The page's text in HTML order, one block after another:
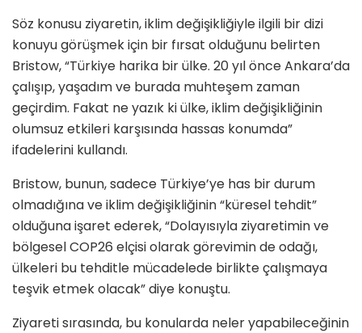
Söz konusu ziyaretin, iklim değişikliğiyle ilgili bir dizi
konuyu görüşmek için bir fırsat olduğunu belirten
Bristow, “Türkiye harika bir ülke. 20 yıl önce Ankara’da
çalışıp, yaşadım ve burada muhteşem zaman
geçirdim. Fakat ne yazık ki ülke, iklim değişikliğinin
olumsuz etkileri karşısında hassas konumda”
ifadelerini kullandı.
Bristow, bunun, sadece Türkiye’ye has bir durum
olmadığına ve iklim değişikliğinin “küresel tehdit”
olduğuna işaret ederek, “Dolayısıyla ziyaretimin ve
bölgesel COP26 elçisi olarak görevimin de odağı,
ülkeleri bu tehditle mücadelede birlikte çalışmaya
teşvik etmek olacak” diye konuştu.
Ziyareti sırasında, bu konularda neler yapabileceğinin